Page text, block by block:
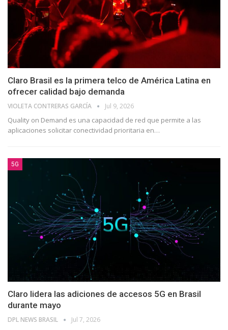
Claro Brasil es la primera telco de América Latina en
ofrecer calidad bajo demanda
VIOLETA CONTRERAS GARCÍA Jul 9, 2026
Quality on Demand es una capacidad de red que permite a las
aplicaciones solicitar conectividad prioritaria en…
5G
Claro lidera las adiciones de accesos 5G en Brasil
durante mayo
DPL NEWS BRASIL Jul 7, 2026